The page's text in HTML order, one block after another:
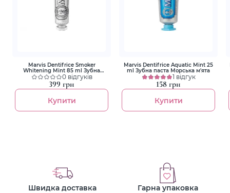
Marvis Dentifrice Smoker
Whitening Mint 85 ml Зубна
паста Відбілююча для курців
0 відгуків
399 грн
Купити
Marvis Dentifrice Aquatic Mint 25
ml Зубна паста Морська м'ята
1 відгук
158 грн
Купити
Швидка доставка Гарна упаковка